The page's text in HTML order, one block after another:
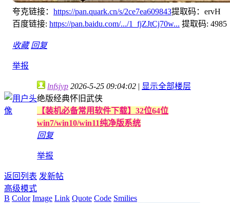
夸克链接： https://pan.quark.cn/s/2ce7ea609843提取码：ervH
百度链接: https://pan.baidu.com/.../1_fjZJtCj70w... 提取码: 4985
收藏 回复
举报
lnfsjyp 2026-5-25 09:04:02 | 显示全部楼层
绝版经典怀旧武侠
【装机必备常用软件下载】32位64位
win7/win10/win11纯净版系统
回复
举报
返回列表 发新帖
高级模式
B Color Image Link Quote Code Smilies